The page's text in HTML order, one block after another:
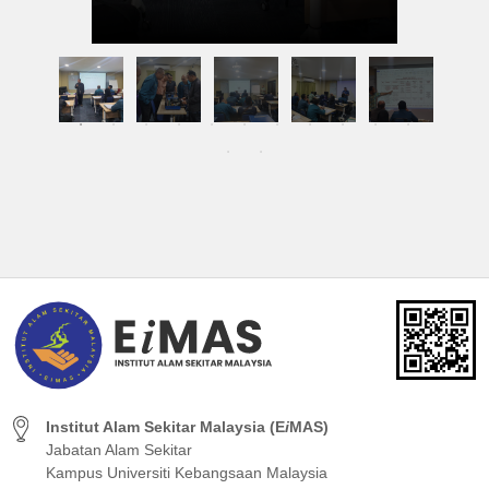
Institut Alam Sekitar Malaysia (EiMAS)
Jabatan Alam Sekitar
Kampus Universiti Kebangsaan Malaysia